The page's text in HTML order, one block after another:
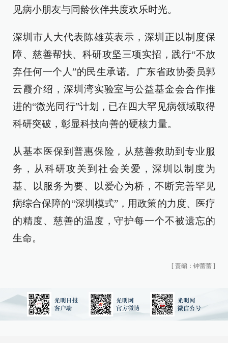
见病小朋友与同龄伙伴共度欢乐时光。
深圳市人大代表陈雄英表示，深圳正以制度保
障、慈善帮扶、科研攻坚三项实招，践行“不放
弃任何一个人”的民生承诺。广东省政协委员郭
云霞介绍，深圳湾实验室与公益基金会合作推
进的“微光同行”计划，已在四大罕见病领域取得
科研突破，彰显科技向善的硬核力量。
从基本医保到普惠保险，从慈善救助到专业服
务，从科研攻关到社会关爱，深圳以制度为
基、以服务为要、以爱心为桥，不断完善罕见
病综合保障的“深圳模式”，用政策的力度、医疗
的精度、慈善的温度，守护每一个不被遗忘的
生命。
[ 责编：钟蕾蕾 ]